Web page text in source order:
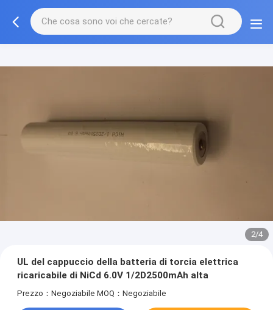
2/4
UL del cappuccio della batteria di torcia elettrica
ricaricabile di NiCd 6.0V 1/2D2500mAh alta
Prezzo：Negoziabile MOQ：Negoziabile